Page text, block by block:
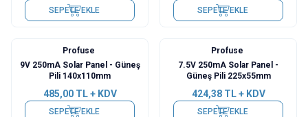
SEPETE EKLE SEPETE EKLE
Profuse
9V 250mA Solar Panel - Güneş
Pili 140x110mm
485,00TL + KDV
SEPETE EKLE
Profuse
7.5V 250mA Solar Panel -
Güneş Pili 225x55mm
424,38TL + KDV
SEPETE EKLE